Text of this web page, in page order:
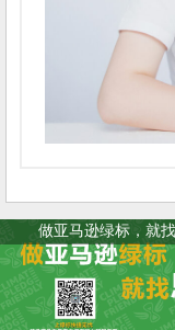
做亚马逊绿标，就